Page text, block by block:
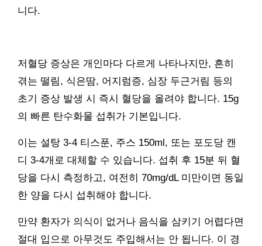
니다.
저혈당 증상은 개인마다 다르게 나타나지만, 흔히
겪는 떨림, 식은땀, 어지럼증, 심장 두근거림 등의
초기 증상 발생 시 즉시 혈당을 올려야 합니다. 15g
의 빠른 탄수화물 섭취가 기본입니다.
이는 설탕 3-4 티스푼, 주스 150ml, 또는 포도당 캔
디 3-4개로 대체할 수 있습니다. 섭취 후 15분 뒤 혈
당을 다시 측정하고, 여전히 70mg/dL 미만이면 동일
한 양을 다시 섭취해야 합니다.
만약 환자가 의식이 없거나 음식을 삼키기 어렵다면
절대 입으로 아무것도 주입해서는 안 됩니다. 이 경